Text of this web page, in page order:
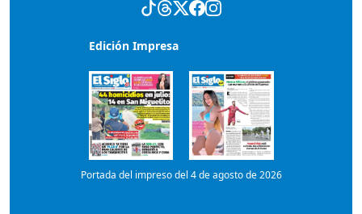
Portada del impreso del 4 de agosto de 2026